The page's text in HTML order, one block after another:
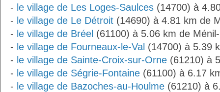
- le village de Les Loges-Saulces (14700) à
- le village de Le Détroit (14690) à 4.81 km de
- le village de Bréel (61100) à 5.06 km de
- le village de Fourneaux-le-Val (14700) à 5.39
- le village de Sainte-Croix-sur-Orne (61210) à
- le village de Ségrie-Fontaine (61100) à 6.17
- le village de Bazoches-au-Houlme (61210) à